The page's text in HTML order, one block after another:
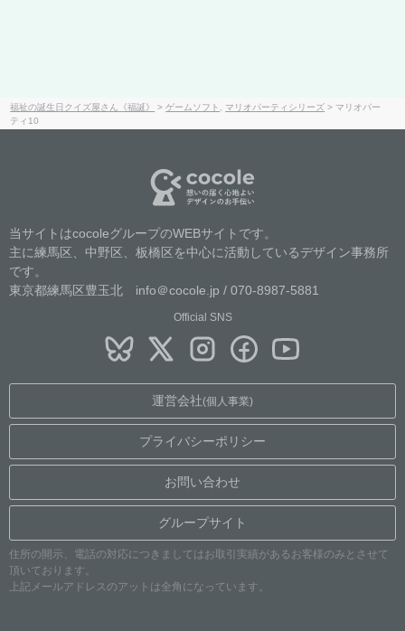
福祉の誕生日クイズ屋さん《福誕》 >ゲームソフト マリオパーティシリーズ > マリオパー
ティ10
当サイトはcocoleグループのWEBサイトです。
主に練馬区、中野区、板橋区を中心に活動しているデザイン事務所
です。
東京都練馬区豊玉北 info＠cocole.jp / 070-8987-5881
Official SNS
運営会社(個人事業)
プライバシーポリシー
お問い合わせ
グループサイト
住所の開示、電話の対応につきましてはお取引実績があるお客様のみとさせて
頂いております。
上記メールアドレスのアットは全角になっています。